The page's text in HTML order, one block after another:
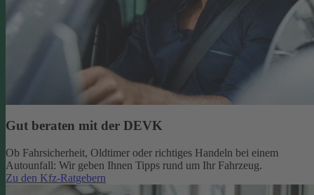
Gut beraten mit der DEVK
Ob Fahrsicherheit, Oldtimer oder richtiges Handeln bei einem
Autounfall: Wir geben Ihnen Tipps rund um Ihr Fahrzeug.
Zu den Kfz-Ratgebern